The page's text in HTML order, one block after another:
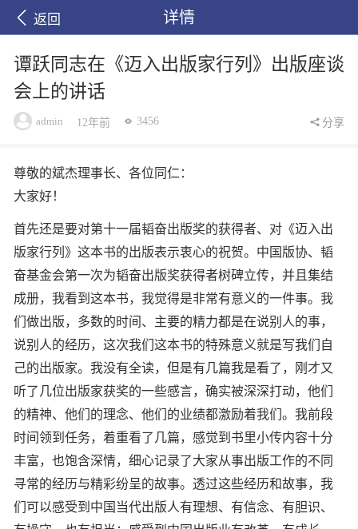
返回 详情
谭跃同志在《迈入出版家行列》出版座谈
会上的讲话
admin 12年前 3456 分享
尊敬的斌杰理事长、各位同仁：
大家好！
首先还是要对第十一届韬奋出版奖的获得者、对《迈入出
版家行列》这本书的出版表示衷心的祝贺。中国版协、韬
奋基金会第一次为韬奋出版奖获得者树碑立传，并且集结
成册，我看到这本书，我觉得是非常有意义的一件事。我
们做出版，多数的时间、主要的精力都是在说别人的事，
说别人的经历，这次我们这本书的特殊意义就是写我们自
己的出版家。我没有全读，但是有几篇我是看了，刚才又
听了几位出版家获奖的一些感言，确实被深深打动，他们
的精神、他们的理念、他们的业绩都激励着我们。我前段
时间领到任务，着重看了几篇，感觉到书里小传内容十分
丰富，也饱含深情，细心记录了大家从事出版工作的不同
寻常的经历与精彩纷呈的故事。透过这些经历和故事，我
们可以感受到中国当代出版人有理想、有信念、有胆识、